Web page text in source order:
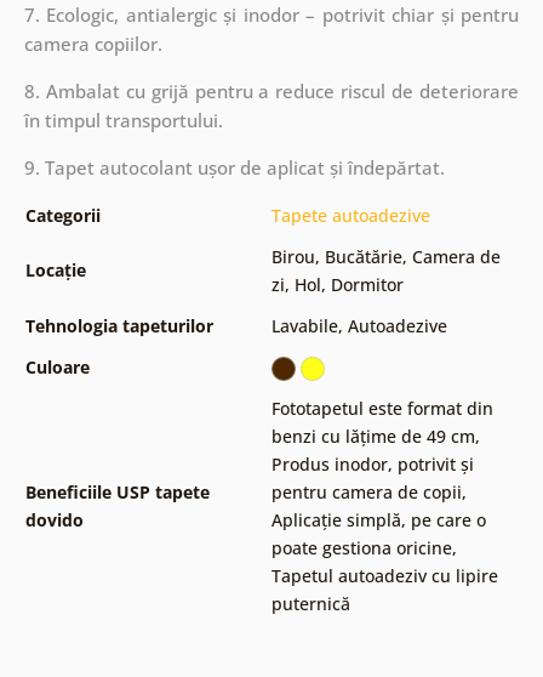
7. Ecologic, antialergic și inodor – potrivit chiar și pentru
camera copiilor.
8. Ambalat cu grijă pentru a reduce riscul de deteriorare
în timpul transportului.
9. Tapet autocolant ușor de aplicat și îndepărtat.
Categorii Tapete autoadezive
Locație
Birou, Bucătărie, Camera de
zi, Hol, Dormitor
Tehnologia tapeturilor
Lavabile, Autoadezive
Culoare
Beneficiile USP tapete
dovido
Fototapetul este format din
benzi cu lățime de 49 cm,
Produs inodor, potrivit și
pentru camera de copii,
Aplicație simplă, pe care o
poate gestiona oricine,
Tapetul autoadeziv cu lipire
puternică